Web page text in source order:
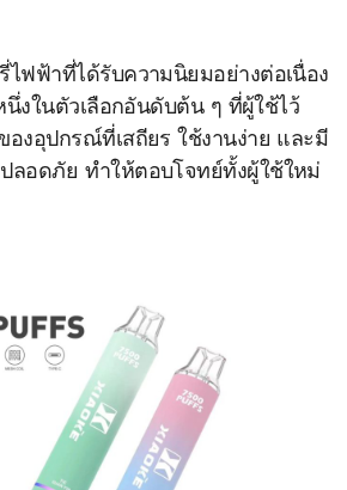
งในตัวเลือกอันดับต้น ๆ ที่ผู้ใช้ไว้
งอุปกรณ์ที่เสถียร ใช้งานง่าย และมี
ลอดภัย ทำให้ตอบโจทย์ทั้งผู้ใช้ใหม่